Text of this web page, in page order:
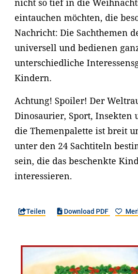
nicht so tief in die
eintauchen möchten, die
Nachricht: Die Sachthemen
universell und bedienen
unterschiedliche
Kindern.
Achtung! Spoiler! Der
Dinosaurier, Sport, Insekten
die Themenpalette ist breit
unter den 24 Sachtiteln
sein, die das beschenkte
interessieren.
Teilen Download PDF